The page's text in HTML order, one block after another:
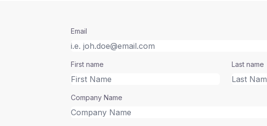
Email
First name Last name
Company Name